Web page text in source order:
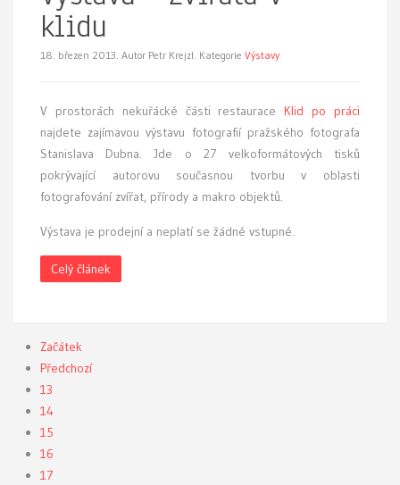
klidu
18. březen 2013. Autor Petr Krejzl. Kategorie Výstavy
V prostorách nekuřácké části restaurace Klid po práci
najdete zajímavou výstavu fotografií pražského fotografa
Stanislava Dubna. Jde o 27 velkoformátových tisků
pokrývající autorovu současnou tvorbu v oblasti
fotografování zvířat, přírody a makro objektů.
Výstava je prodejní a neplatí se žádné vstupné.
Celý článek
Začátek
Předchozí
13
14
15
16
17